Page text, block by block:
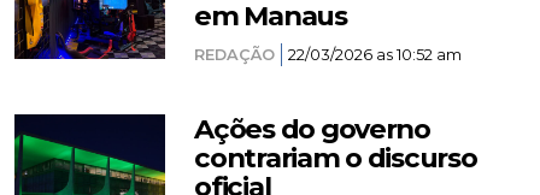
em Manaus
REDAÇÃO 22/03/2026 as 10:52 am
Ações do governo
contrariam o discurso
oficial